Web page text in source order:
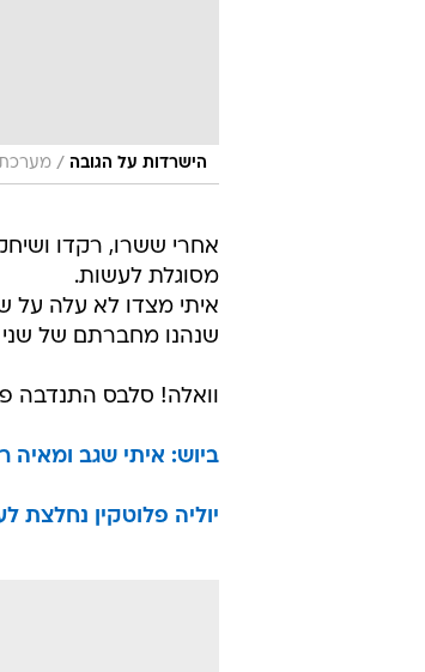
הישרדות על הגובה / מערכת
אחרי ששרו, רקדו
מסוגלת לעשות.
איתי מצדו לא עלה על
שנהנו מחברתם של שני
וואלה! סלבס התנדבה
ביוש: איתי שגב ומאיה
יוליה פלוטקין נחלצת